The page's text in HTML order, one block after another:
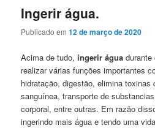
Ingerir água.
Publicado em12 de março de 2020
Acima de tudo,ingerir águadurante
realizar várias funções importantes
hidratação, digestão, elimina toxinas
sanguínea, transporte de
corporal, entre outras. Em razão
ingerindo mais água e tendo uma